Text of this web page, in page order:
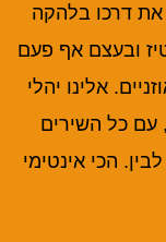
את דרכו בלהקה
ובעצם אף פעם
אלינו יהלי
עם כל השירים
הכי אינטימי